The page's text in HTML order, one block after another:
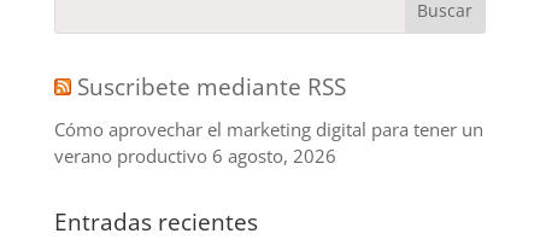
Suscribete mediante RSS
Cómo aprovechar el marketing digital para tener un
verano productivo 6 agosto, 2026
Entradas recientes